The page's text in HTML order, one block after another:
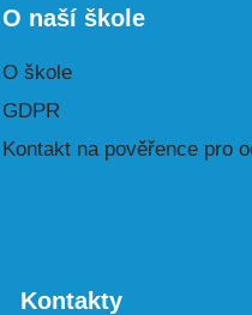
O naší škole
O škole
GDPR
Kontakt na pověřence pro
Kontakty